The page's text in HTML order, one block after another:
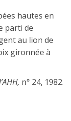
hautes en
parti de
au lion de
gironnée à
n° 24, 1982.